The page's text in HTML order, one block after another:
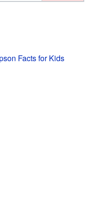
Facts for Kids